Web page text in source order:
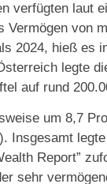
verfügten laut
Vermögen von
2024, hieß es
legte
auf rund
um 8,7
Insgesamt
Report”
sehr